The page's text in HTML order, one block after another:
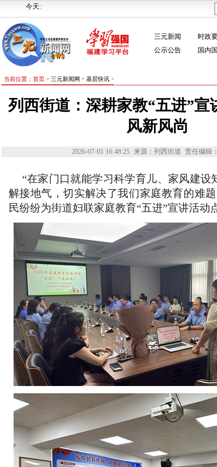
今天:
三元新闻
时政
公示公告
国内
当前位置：首页 > 三元新闻网 > 基层快讯>
列西街道：深耕家教“五进”宣
风新风尚
2026-07-01 16:48:25 来源：列西街道 责任编辑
“在家门口就能学习科学育儿、家风建设
解接地气，切实解决了我们家庭教育的难
民纷纷为街道妇联家庭教育“五进”宣讲活动